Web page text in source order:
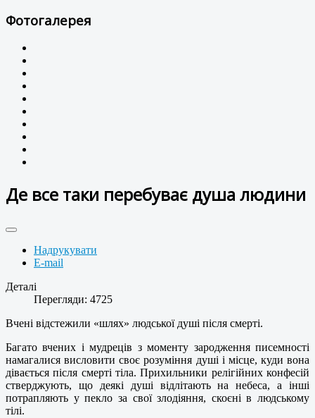
Фотогалерея
Де все таки перебуває душа людини
Надрукувати
E-mail
Деталі
Перегляди: 4725
Вчені відстежили «шлях» людської душі після смерті.
Багато вчених і мудреців з моменту зародження писемності
намагалися висловити своє розуміння душі і місце, куди вона
дівається після смерті тіла. Прихильники релігійних конфесій
стверджують, що деякі душі відлітають на небеса, а інші
потрапляють у пекло за свої злодіяння, скоєні в людському
тілі.